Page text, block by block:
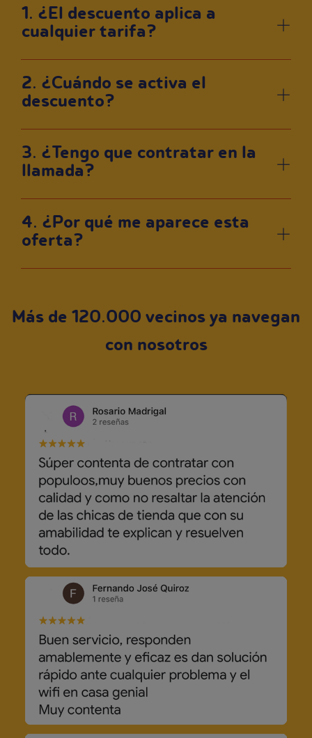
1. ¿El descuento aplica a
cualquier tarifa?
2. ¿Cuándo se activa el
descuento?
3. ¿Tengo que contratar en la
llamada?
4. ¿Por qué me aparece esta
oferta?
Más de 120.000 vecinos ya navegan
con nosotros